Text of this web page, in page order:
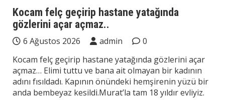
Kocam felç geçirip hastane yatağında
gözlerini açar açmaz..
6 Ağustos 2026 admin
0
Kocam felç geçirip hastane yatağında gözlerini açar
açmaz… Elimi tuttu ve bana ait olmayan bir kadının
adını fısıldadı. Kapının önündeki hemşirenin yüzü bir
anda bembeyaz kesildi.Murat’la tam 18 yıldır evliyiz.